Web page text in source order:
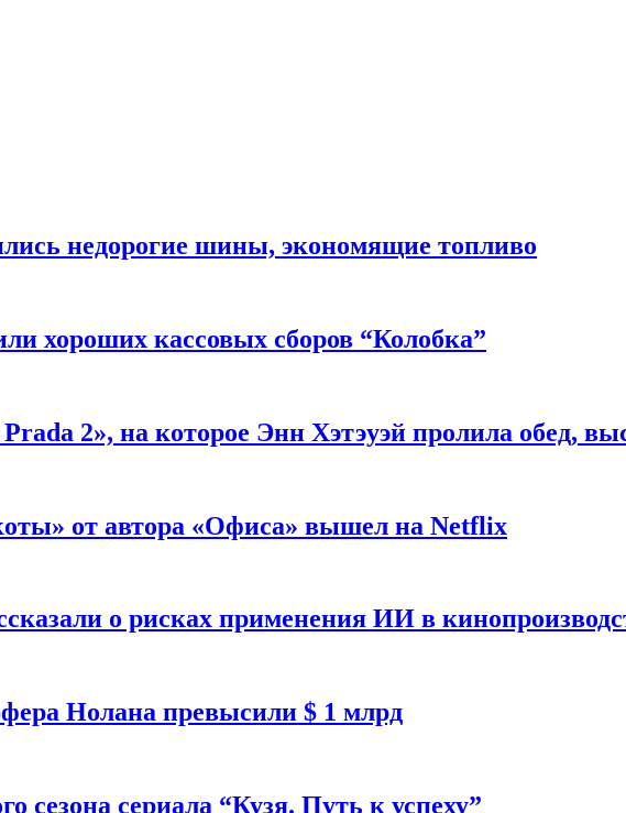
недорогие шины, экономящие топливо
хороших кассовых сборов “Колобка”
2», на которое Энн Хэтэуэй пролила обед,
от автора «Офиса» вышел на Netflix
о рисках применения ИИ в
Нолана превысили $ 1 млрд
сезона сериала “Кузя. Путь к успеху”